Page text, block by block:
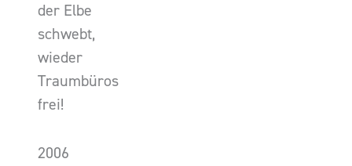
der Elbe
schwebt,
wieder
Traumbüros
frei!
2006